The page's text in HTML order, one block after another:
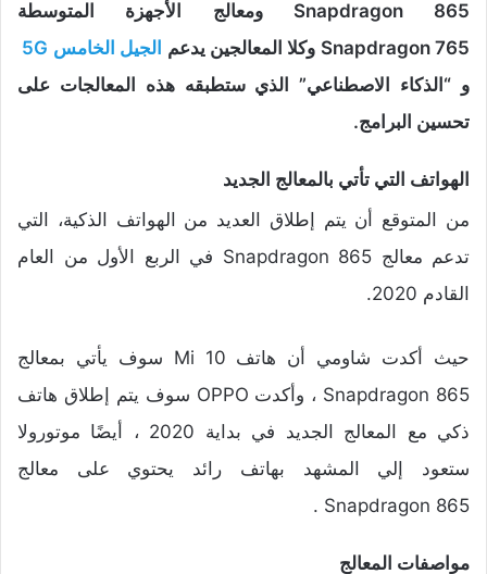
Snapdragon 865 ومعالج الأجهزة المتوسطة
Snapdragon 765 وكلا المعالجين يدعم
الجيل الخامس 5G
و “الذكاء الاصطناعي” الذي ستطبقه هذه المعالجات على
تحسين البرامج.
الهواتف التي تأتي بالمعالج الجديد
من المتوقع أن يتم إطلاق العديد من الهواتف الذكية، التي
تدعم معالج Snapdragon 865 في الربع الأول من العام
القادم 2020.
حيث أكدت شاومي أن هاتف Mi 10 سوف يأتي بمعالج
Snapdragon 865 ، وأكدت OPPO سوف يتم إطلاق هاتف
ذكي مع المعالج الجديد في بداية 2020 ، أيضًا موتورولا
ستعود إلي المشهد بهاتف رائد يحتوي على معالج
Snapdragon 865 .
مواصفات المعالج